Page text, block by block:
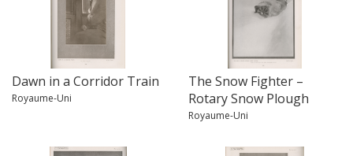
Dawn in a Corridor Train
Royaume-Uni
The Snow Fighter –
Rotary Snow Plough
Royaume-Uni